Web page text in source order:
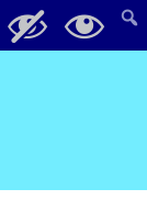
126 25